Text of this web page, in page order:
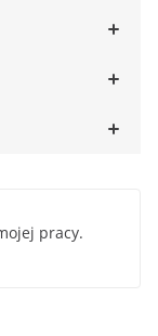
pracy.